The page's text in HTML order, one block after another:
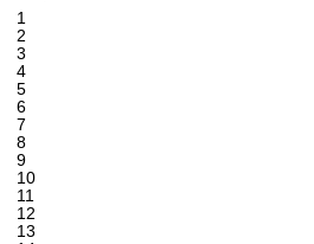
1
2
3
4
5
6
7
8
9
10
11
12
13